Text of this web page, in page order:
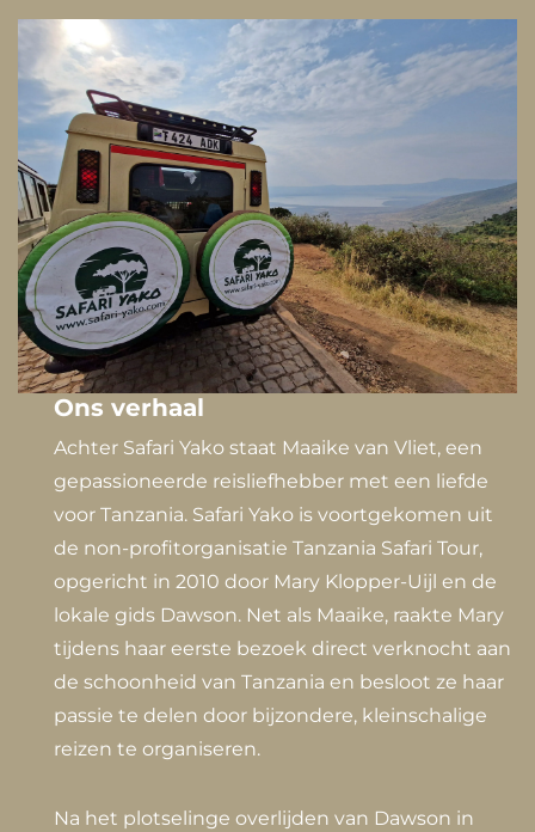
Ons verhaal
Achter Safari Yako staat Maaike van Vliet, een
gepassioneerde reisliefhebber met een liefde
voor Tanzania. Safari Yako is voortgekomen uit
de non-profitorganisatie Tanzania Safari Tour,
opgericht in 2010 door Mary Klopper-Uijl en de
lokale gids Dawson. Net als Maaike, raakte Mary
tijdens haar eerste bezoek direct verknocht aan
de schoonheid van Tanzania en besloot ze haar
passie te delen door bijzondere, kleinschalige
reizen te organiseren.
Na het plotselinge overlijden van Dawson in